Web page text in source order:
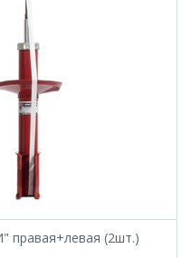
правая+левая (2шт.)